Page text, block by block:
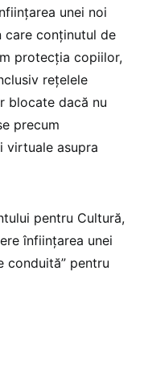
unei noi
care conținutul de
protecția copiilor,
rețelele
blocate dacă nu
precum
virtuale asupra
pentru Cultură,
înființarea unei
conduită” pentru